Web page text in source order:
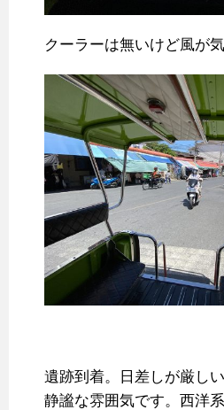
クーラーは無いけど風が気
遺跡到着。日差しが厳し
静謐な雰囲気です。西洋